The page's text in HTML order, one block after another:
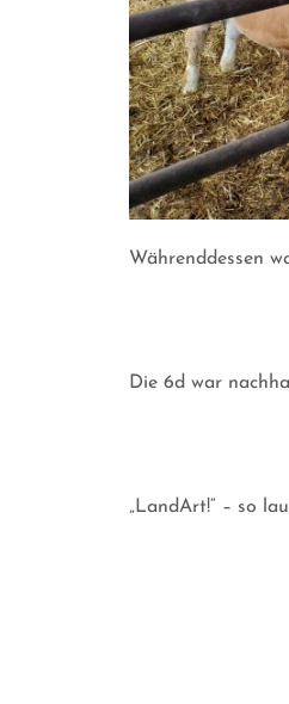
Währenddessen
Die 6d war
„LandArt!“ – so